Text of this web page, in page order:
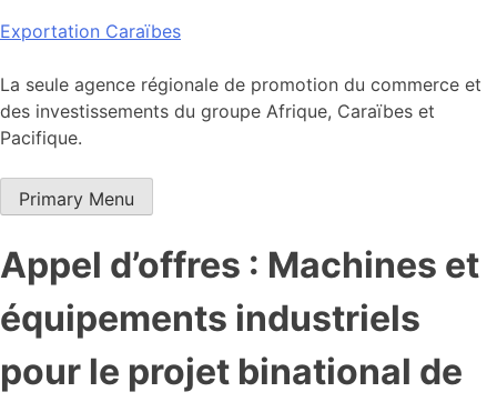
Skip
content
Exportation Caraïbes
La seule agence régionale de promotion du commerce et
des investissements du groupe Afrique, Caraïbes et
Pacifique.
Primary Menu
Appel d’offres : Machines et
équipements industriels
pour le projet binational de